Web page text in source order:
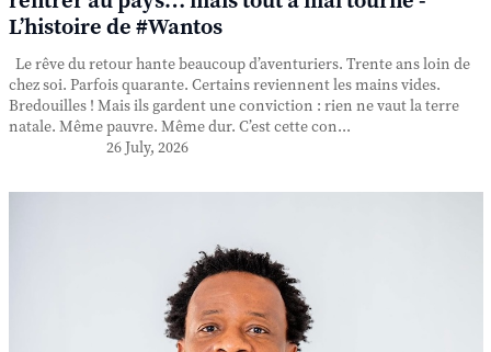
L’histoire de #Wantos
Le rêve du retour hante beaucoup d’aventuriers. Trente ans loin de
chez soi. Parfois quarante. Certains reviennent les mains vides.
Bredouilles ! Mais ils gardent une conviction : rien ne vaut la terre
natale. Même pauvre. Même dur. C’est cette con...
26 July, 2026